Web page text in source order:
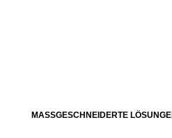
MASSGESCHNEIDERTE LÖSUNGEN